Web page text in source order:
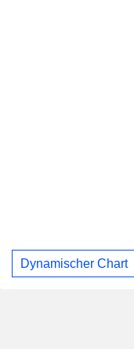
Dynamischer Chart